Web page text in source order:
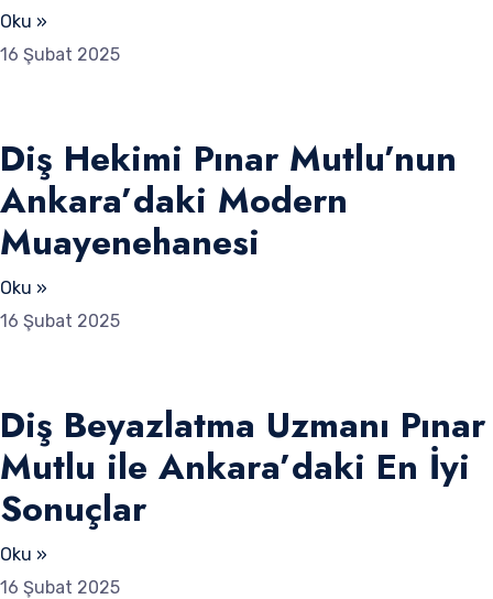
Oku »
16 Şubat 2025
Diş Hekimi Pınar Mutlu’nun
Ankara’daki Modern
Muayenehanesi
Oku »
16 Şubat 2025
Diş Beyazlatma Uzmanı Pınar
Mutlu ile Ankara’daki En İyi
Sonuçlar
Oku »
16 Şubat 2025